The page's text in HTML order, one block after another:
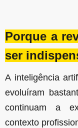
Porque a
ser
A inteligência
evoluíram
continuam a
contexto